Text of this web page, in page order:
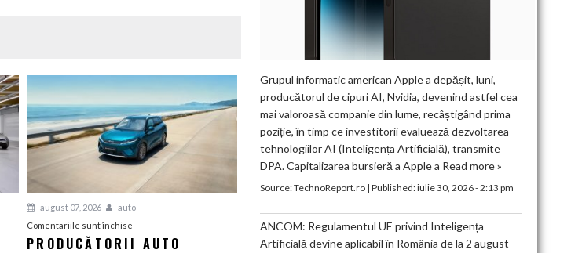
august 07, 2026
auto
Comentariile sunt închise
Producătorii
PRODUCĂTORII AUTO
Grupul informatic american Apple a depășit, luni,
producătorul de cipuri AI, Nvidia, devenind astfel cea
mai valoroasă companie din lume, recâștigând prima
poziție, în timp ce investitorii evaluează dezvoltarea
tehnologiilor AI (Inteligența Artificială), transmite
DPA. Capitalizarea bursieră a Apple a Read more »
Source:TechnoReport.ro| Published:iulie 30, 2026 - 2:13 pm
ANCOM: Regulamentul UE privind Inteligența
Artificială devine aplicabil în România de la 2 august